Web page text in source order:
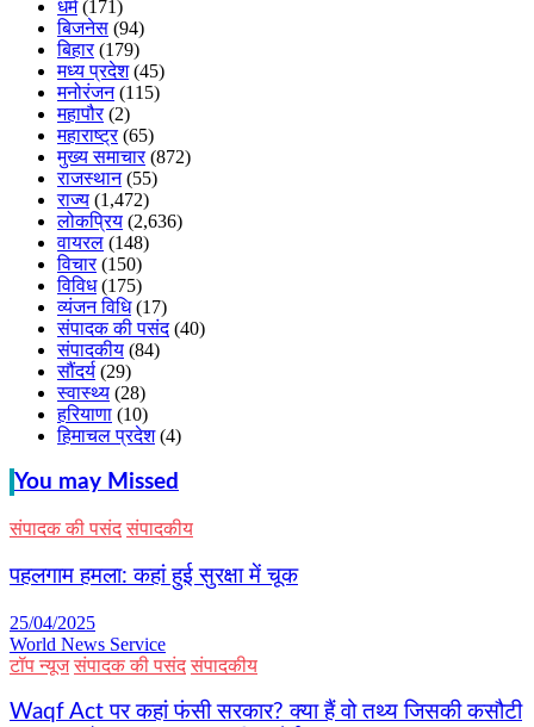
धर्म(171)
बिजनेस (94)
बिहार(179)
मध्य प्रदेश(45)
मनोरंजन(115)
महापौर(2)
महाराष्ट्र(65)
मुख्य समाचार(872)
राजस्थान(55)
राज्य (1,472)
लोकप्रिय (2,636)
वायरल (148)
विचार(150)
विविध(175)
व्यंजन विधि(17)
संपादक की पसंद(40)
संपादकीय (84)
सौंदर्य (29)
स्वास्थ्य (28)
हरियाणा (10)
हिमाचल प्रदेश(4)
You may Missed
संपादक की पसंद संपादकीय
पहलगाम हमला: कहां हुई सुरक्षा में चूक
25/04/2025
World News Service
टॉप न्यूज संपादक की पसंद संपादकीय
Waqf Act पर कहां फंसी सरकार? क्या हैं वो तथ्य जिसकी कसौटी